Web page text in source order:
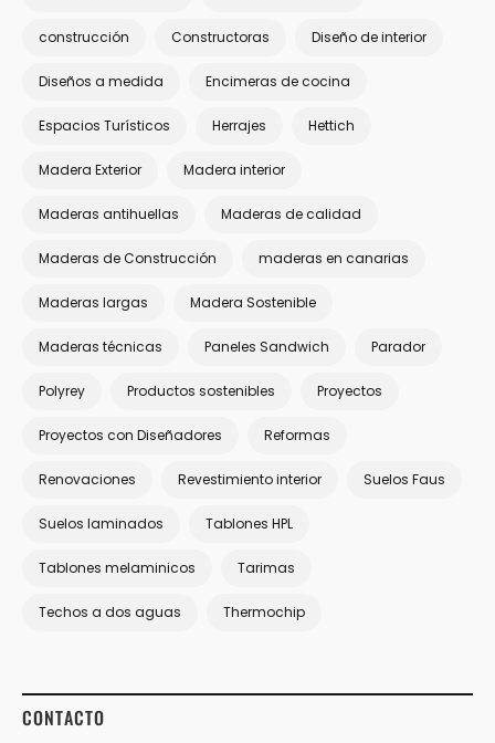
construcción Constructoras Diseño de interior
Diseños a medida Encimeras de cocina
Espacios Turísticos Herrajes Hettich
Madera Exterior Madera interior
Maderas antihuellas Maderas de calidad
Maderas de Construcción maderas en canarias
Maderas largas Madera Sostenible
Maderas técnicas Paneles Sandwich Parador
Polyrey Productos sostenibles Proyectos
Proyectos con Diseñadores Reformas
Renovaciones Revestimiento interior Suelos Faus
Suelos laminados Tablones HPL
Tablones melaminicos Tarimas
Techos a dos aguas Thermochip
CONTACTO